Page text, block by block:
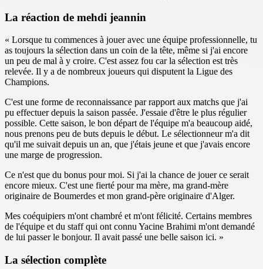
La réaction de mehdi jeannin
« Lorsque tu commences à jouer avec une équipe professionnelle, tu
as toujours la sélection dans un coin de la tête, même si j'ai encore
un peu de mal à y croire. C'est assez fou car la sélection est très
relevée. Il y a de nombreux joueurs qui disputent la Ligue des
Champions.
C'est une forme de reconnaissance par rapport aux matchs que j'ai
pu effectuer depuis la saison passée. J'essaie d'être le plus régulier
possible. Cette saison, le bon départ de l'équipe m'a beaucoup aidé,
nous prenons peu de buts depuis le début. Le sélectionneur m'a dit
qu'il me suivait depuis un an, que j'étais jeune et que j'avais encore
une marge de progression.
Ce n'est que du bonus pour moi. Si j'ai la chance de jouer ce serait
encore mieux. C'est une fierté pour ma mère, ma grand-mère
originaire de Boumerdes et mon grand-père originaire d'Alger.
Mes coéquipiers m'ont chambré et m'ont félicité. Certains membres
de l'équipe et du staff qui ont connu Yacine Brahimi m'ont demandé
de lui passer le bonjour. Il avait passé une belle saison ici. »
La sélection complète